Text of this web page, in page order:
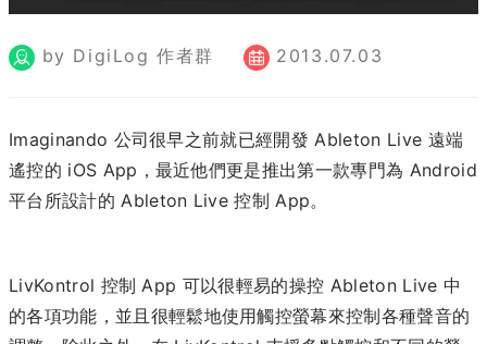
by DigiLog 作者群 2013.07.03
Imaginando 公司很早之前就已經開發 Ableton Live 遠端
遙控的 iOS App，最近他們更是推出第一款專門為 Android
平台所設計的 Ableton Live 控制 App。
LivKontrol 控制 App 可以很輕易的操控 Ableton Live 中
的各項功能，並且很輕鬆地使用觸控螢幕來控制各種聲音的